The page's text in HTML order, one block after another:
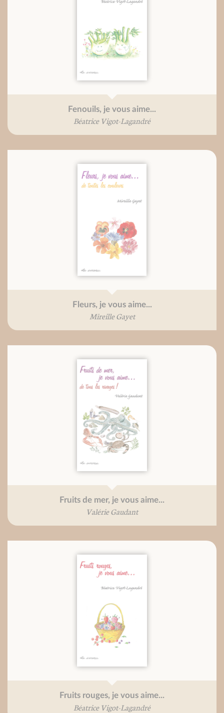
Fenouils, je vous aime...
Béatrice Vigot-Lagandré
Fleurs, je vous aime...
Mireille Gayet
Fruits de mer, je vous aime...
Valérie Gaudant
Fruits rouges, je vous aime...
Béatrice Vigot-Lagandré